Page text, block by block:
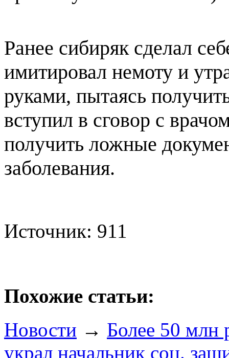
Ранее сибиряк сделал
имитировал немоту и
руками, пытаясь
вступил в сговор с
получить ложные
заболевания.
Источник: 911
Похожие статьи:
Новости → Более 50 млн
украл начальник соц.